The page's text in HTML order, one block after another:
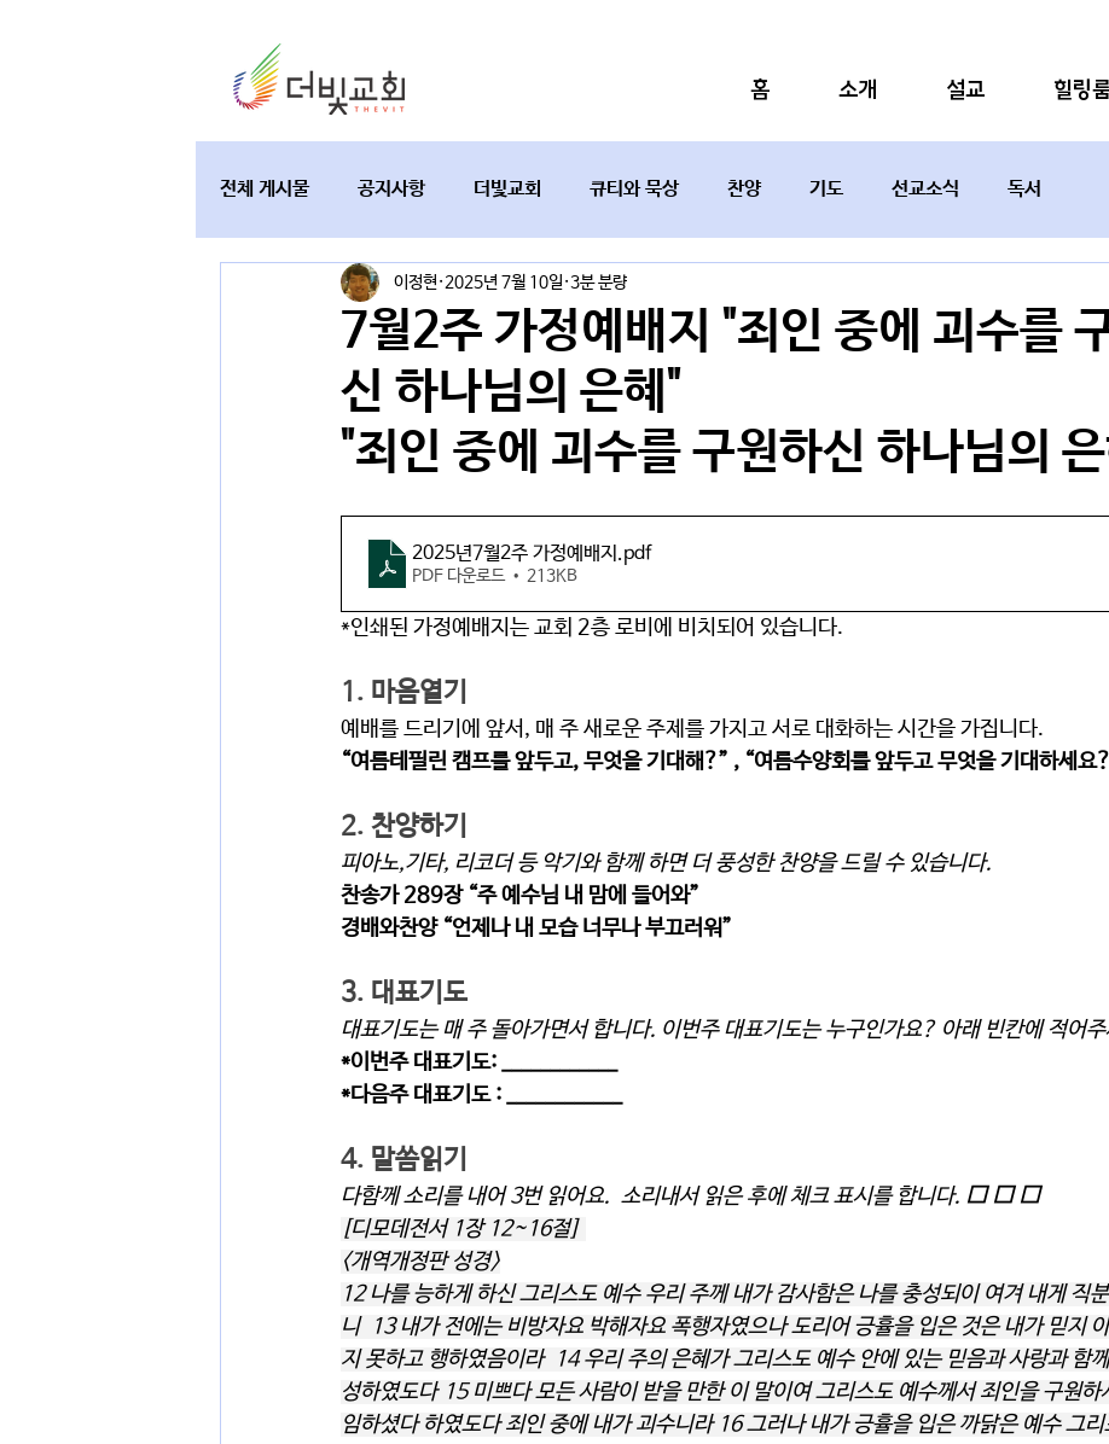
홈 소개 설교 힐링
전체 게시물 공지사항 더빛교회 큐티와 묵상 찬양 기도 선교소식 독서
교육과 테필린 토요가정예배 설교요약
7월2주 가정예배지 "죄인 중에 괴수를
신 하나님의 은혜"
이정현 2025년 7월 10일 3분 분량
"죄인 중에 괴수를 구원하신 하나님의
2025년7월2주 가정예배지 .pdf
PDF 다운로드 • 213KB
*인쇄된 가정예배지는 교회 2층 로비에 비치되어 있습니다.
1. 마음열기
예배를 드리기에 앞서, 매 주 새로운 주제를 가지고 서로 대화하는 시간을 가집니다.
“여름테필린 캠프를 앞두고, 무엇을 기대해?” , “여름수양회를 앞두고 무엇을 기대하세요
2. 찬양하기
피아노,기타, 리코더 등 악기와 함께 하면 더 풍성한 찬양을 드릴 수 있습니다.
찬송가 289장 “주 예수님 내 맘에 들어와”
경배와찬양 “언제나 내 모습 너무나 부끄러워”
3. 대표기도
대표기도는 매 주 돌아가면서 합니다. 이번주 대표기도는 누구인가요? 아래 빈칸에 적
*이번주 대표기도: ____________
*다음주 대표기도 : ____________
4. 말씀읽기
다함께 소리를 내어 3번 읽어요.  소리내서 읽은 후에 체크 표시를 합니다. ⬜ ⬜ ⬜
[디모데전서 1장 12~16절]
<개역개정판 성경>
12 나를 능하게 하신 그리스도 예수 우리 주께 내가 감사함은 나를 충성되이 여겨 내게 직
니  13 내가 전에는 비방자요 박해자요 폭행자였으나 도리어 긍휼을 입은 것은 내가 믿지
지 못하고 행하였음이라  14 우리 주의 은혜가 그리스도 예수 안에 있는 믿음과 사랑과 함
성하였도다 15 미쁘다 모든 사람이 받을 만한 이 말이여 그리스도 예수께서 죄인을 구원
임하셨다 하였도다 죄인 중에 내가 괴수니라 16 그러나 내가 긍휼을 입은 까닭은 예수 그